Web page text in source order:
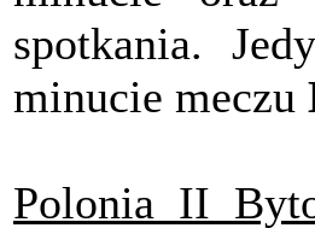
spotkania.
minucie meczu
Polonia II